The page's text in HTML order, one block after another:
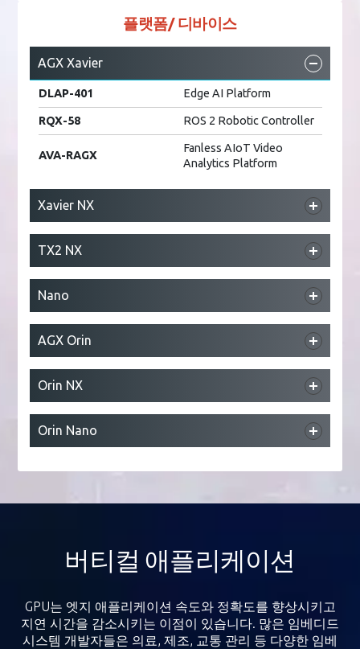
cPCI-A3MXM/A1000 MXM GPU Carrier Card
MLB-3100/3102 Medical Box PC
DLAP-3000//3100/3200 Edge AI Platform
플랫폼/ 디바이스
AGX Xavier
DLAP-401 Edge AI Platform
RQX-58 ROS 2 Robotic Controller
AVA-RAGX
Fanless AIoT Video
Analytics Platform
Xavier NX
DLAP-211-JNX Edge AI Platform
TX2 NX
DLAP-211-JT2 Edge AI Platform
Nano
DLAP-211-Nano Edge AI Platform
AGX Orin
DLAP-411-Orin Edge AI Platform
ROS 2 Robotic Controller
Orin NX
DLAP-211-Orin NX Edge AI Platform
Orin Nano
버티컬 애플리케이션
GPU는 엣지 애플리케이션 속도와 정확도를 향상시키고
지연 시간을 감소시키는 이점이 있습니다. 많은 임베디드
시스템 개발자들은 의료, 제조, 교통 관리 등 다양한 임베